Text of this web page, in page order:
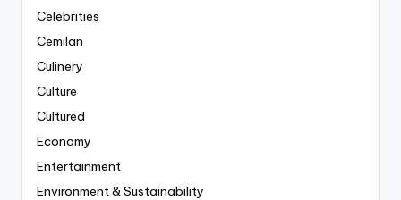
Celebrities
Cemilan
Culinery
Culture
Cultured
Economy
Entertainment
Environment & Sustainability